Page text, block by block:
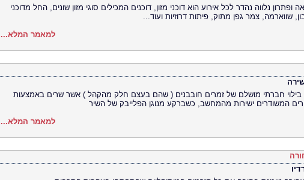
ופתרון נלווה נהדר לכל אירוע הוא דוכני מזון, דוכנים המכילים סוגי מזון שונים, החל מדוכני
שווארמה, צמר גפן מתוק, פיתות דרוזיות ועוד...
למאמר המלא...
בילוי חברתי מושלם של זמרים חובבנים ( שהם בעצם חלק מהקהל ) אשר שרים באמצעות
המשודרים ישירות מהמחשב, כשברקע מנוגן הפלייבק של השיר
למאמר המלא...